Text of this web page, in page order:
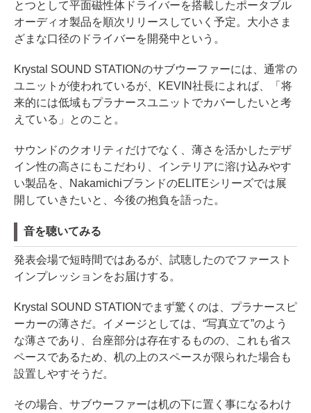
とつとして平面磁性体ドライバーを搭載したポータブル
オーディオ製品を順次リリースしていく予定。大小さま
ざまな口径のドライバーを開発中という。
Krystal SOUND STATIONのサブウーファーには、通常の
ユニットが使われているが、KEVIN社長によれば、「将
来的には低域もプラナースユニットでカバーしたいと考
えている」とのこと。
サウンドのクオリティだけでなく、薄さを活かしたデザ
イン性の高さにもこだわり、インテリアに溶け込みやす
い製品を、NakamichiブランドのELITEシリーズでは展
開していきたいと、今後の抱負を語った。
音を聴いてみる
発表会場で短時間ではあるが、試聴したのでファースト
インプレッションをお届けする。
Krystal SOUND STATIONでまず驚くのは、プラナースピ
ーカーの薄さだ。イメージとしては、“写真立て”のよう
な薄さであり、台座部分は存在するものの、これも省ス
ペースであるため、机の上のスペースが限られた場合も
設置しやすそうだ。
その場合、サブウーファーは机の下に置く事になるわけ